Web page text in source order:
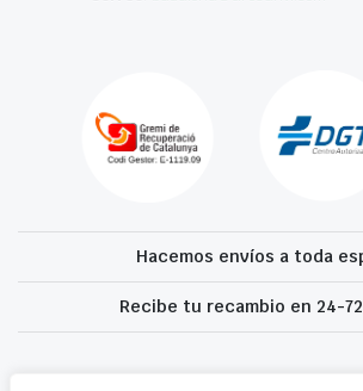
Hacemos envíos a toda
Recibe tu recambio en 24-